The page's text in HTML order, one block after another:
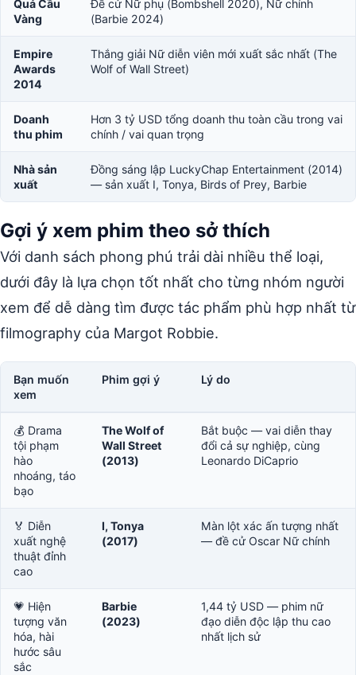
Quả Cầu
Vàng
Đề cử Nữ phụ (Bombshell 2020), Nữ chính
(Barbie 2024)
Empire
Awards
2014
Thắng giải Nữ diễn viên mới xuất sắc nhất (The
Wolf of Wall Street)
Doanh
thu phim
Hơn 3 tỷ USD tổng doanh thu toàn cầu trong vai
chính / vai quan trọng
Nhà sản
xuất
Đồng sáng lập LuckyChap Entertainment (2014)
— sản xuất I, Tonya, Birds of Prey, Barbie
Gợi ý xem phim theo sở thích
Với danh sách phong phú trải dài nhiều thể loại,
dưới đây là lựa chọn tốt nhất cho từng nhóm người
xem để dễ dàng tìm được tác phẩm phù hợp nhất từ
filmography của Margot Robbie.
Bạn muốn
xem
Phim gợi ý Lý do
💰 Drama
tội phạm
hào
nhoáng, táo
bạo
The Wolf of
Wall Street
(2013)
Bắt buộc — vai diễn thay
đổi cả sự nghiệp, cùng
Leonardo DiCaprio
🏅 Diễn
xuất nghệ
thuật đỉnh
cao
I, Tonya
(2017)
Màn lột xác ấn tượng nhất
— đề cử Oscar Nữ chính
💗 Hiện
tượng văn
hóa, hài
hước sâu
sắc
Barbie
(2023)
1,44 tỷ USD — phim nữ
đạo diễn độc lập thu cao
nhất lịch sử